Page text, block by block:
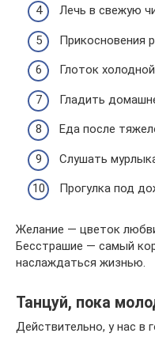
Лечь в свежую
Прикосновения
Глоток
Гладить
Еда после
Слушать
Прогулка под
Желание — цветок
Бесстрашие — самый
наслаждаться жизнью.
Танцуй, пока
Действительно, у нас в